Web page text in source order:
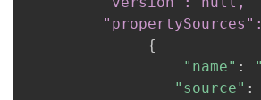
{
"name" :
"source" :